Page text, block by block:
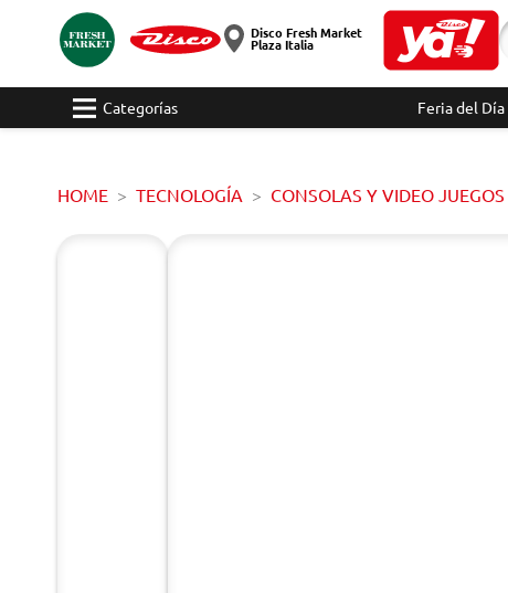
Disco Fresh Market
Plaza Italia
Categorías Feria del Día
HOME TECNOLOGÍA CONSOLAS Y VIDEO JUEGOS